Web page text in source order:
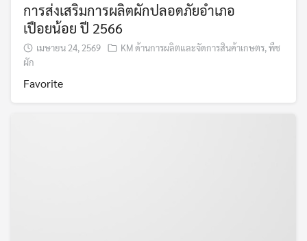
การส่งเสริมการผลิตผักปลอดภัยอำเภอ
เปือยน้อย ปี 2566
เมษายน 24, 2569 KM ด้านการผลิตและจัดการสินค้าเกษตร,พืช
ผัก
Favorite